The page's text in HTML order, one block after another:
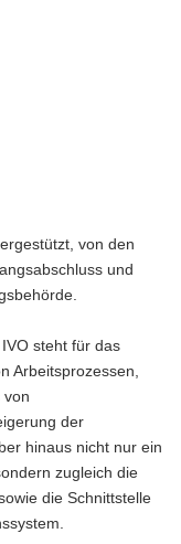
von den
und
steht für das
Arbeitsprozessen,
von
der
hinaus nicht nur ein
zugleich die
die Schnittstelle